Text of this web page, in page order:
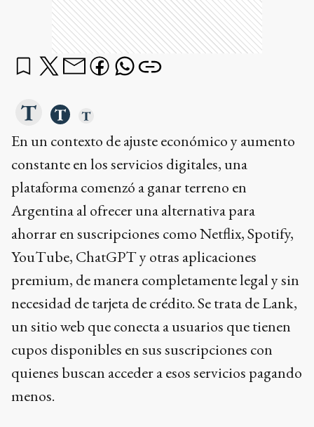
En un contexto de ajuste económico y aumento
constante en los servicios digitales, una
plataforma comenzó a ganar terreno en
Argentina al ofrecer una alternativa para
ahorrar en suscripciones como Netflix, Spotify,
YouTube, ChatGPT y otras aplicaciones
premium, de manera completamente legal y sin
necesidad de tarjeta de crédito. Se trata de Lank,
un sitio web que conecta a usuarios que tienen
cupos disponibles en sus suscripciones con
quienes buscan acceder a esos servicios pagando
menos.